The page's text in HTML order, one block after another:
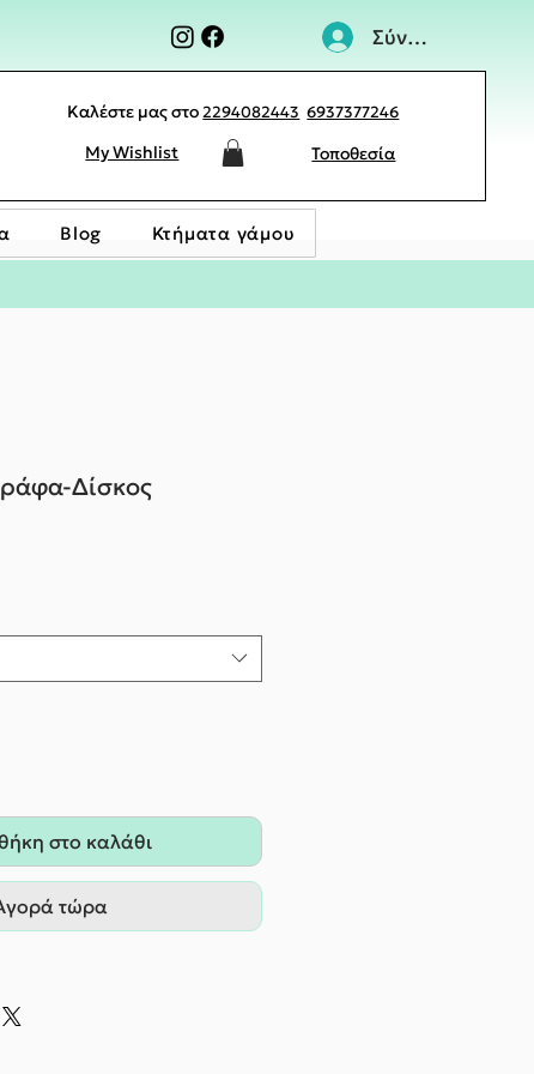
Σύνδεση
Καλέστε μας στο2294082443 6937377246
My Wishlist Τοποθεσία
Blog Κτήματα γάμου
Δίσκος
στο καλάθι
τώρα